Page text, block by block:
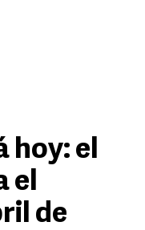
hoy: el
el
de